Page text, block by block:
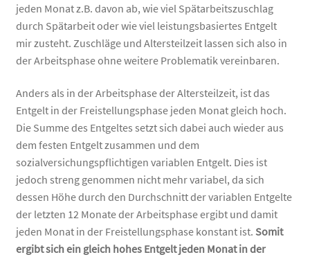
jeden Monat z.B. davon ab, wie viel Spätarbeitszuschlag
durch Spätarbeit oder wie viel leistungsbasiertes Entgelt
mir zusteht. Zuschläge und Altersteilzeit lassen sich also in
der Arbeitsphase ohne weitere Problematik vereinbaren.
Anders als in der Arbeitsphase der Altersteilzeit, ist das
Entgelt in der Freistellungsphase jeden Monat gleich hoch.
Die Summe des Entgeltes setzt sich dabei auch wieder aus
dem festen Entgelt zusammen und dem
sozialversichungspflichtigen variablen Entgelt. Dies ist
jedoch streng genommen nicht mehr variabel, da sich
dessen Höhe durch den Durchschnitt der variablen Entgelte
der letzten 12 Monate der Arbeitsphase ergibt und damit
jeden Monat in der Freistellungsphase konstant ist. Somit
ergibt sich ein gleich hohes Entgelt jeden Monat in der